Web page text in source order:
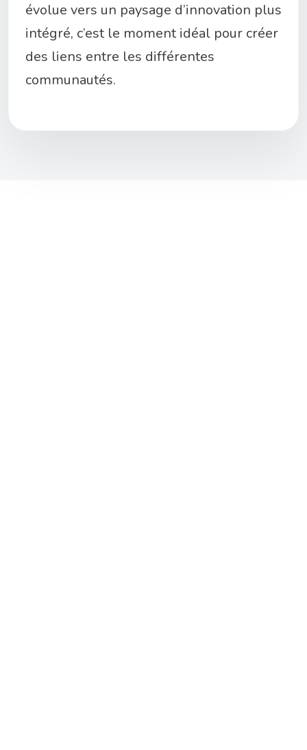
évolue vers un paysage d’innovation plus
intégré, c’est le moment idéal pour créer
des liens entre les différentes
communautés.